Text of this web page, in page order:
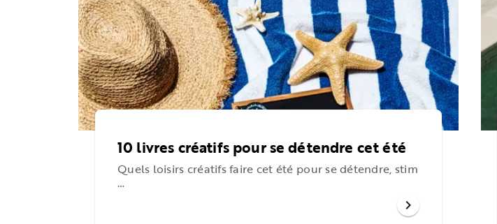
10 livres créatifs pour se détendre cet été
Quels loisirs créatifs faire cet été pour se détendre, stim
…
chevron_right